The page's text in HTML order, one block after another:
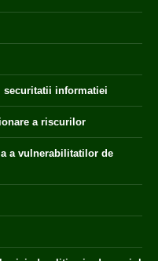
informatiei
a riscurilor
a vulnerabilitatilor de